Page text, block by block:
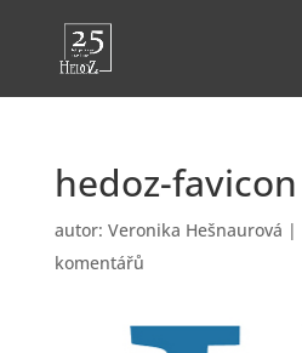
hedoz-favicon
autor: Veronika Hešnaurová |
komentářů